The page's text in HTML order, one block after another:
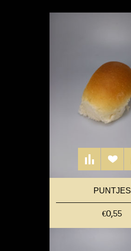
PUNTJES
€0,55